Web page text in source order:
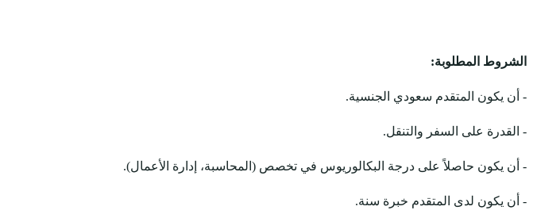
الشروط المطلوبة:
- أن يكون المتقدم سعودي الجنسية.
- القدرة على السفر والتنقل.
- أن يكون حاصلاً على درجة البكالوريوس في تخصص (المحاسبة، إدارة الأعمال).
- أن يكون لدى المتقدم خبرة سنة.